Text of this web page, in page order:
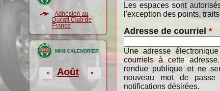
Adhésion au
Ducati Club de
France
MINI CALENDRIER
Août
« »
Les espaces sont
l'exception des points,
Adresse de courriel *
Une adresse
courriels à cette
rendue publique et ne
nouveau mot de
notifications désirées.